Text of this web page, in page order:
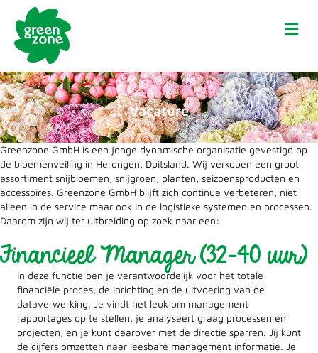
Vacature
Greenzone GmbH is een jonge dynamische organisatie gevestigd op
de bloemenveiling in Herongen, Duitsland. Wij verkopen een groot
assortiment snijbloemen, snijgroen, planten, seizoensproducten en
accessoires. Greenzone GmbH blijft zich continue verbeteren, niet
alleen in de service maar ook in de logistieke systemen en processen.
Daarom zijn wij ter uitbreiding op zoek naar een:
Financieel Manager (32-40 uur)
In deze functie ben je verantwoordelijk voor het totale
financiële proces, de inrichting en de uitvoering van de
dataverwerking. Je vindt het leuk om management
rapportages op te stellen, je analyseert graag processen en
projecten, en je kunt daarover met de directie sparren. Jij kunt
de cijfers omzetten naar leesbare management informatie. Je